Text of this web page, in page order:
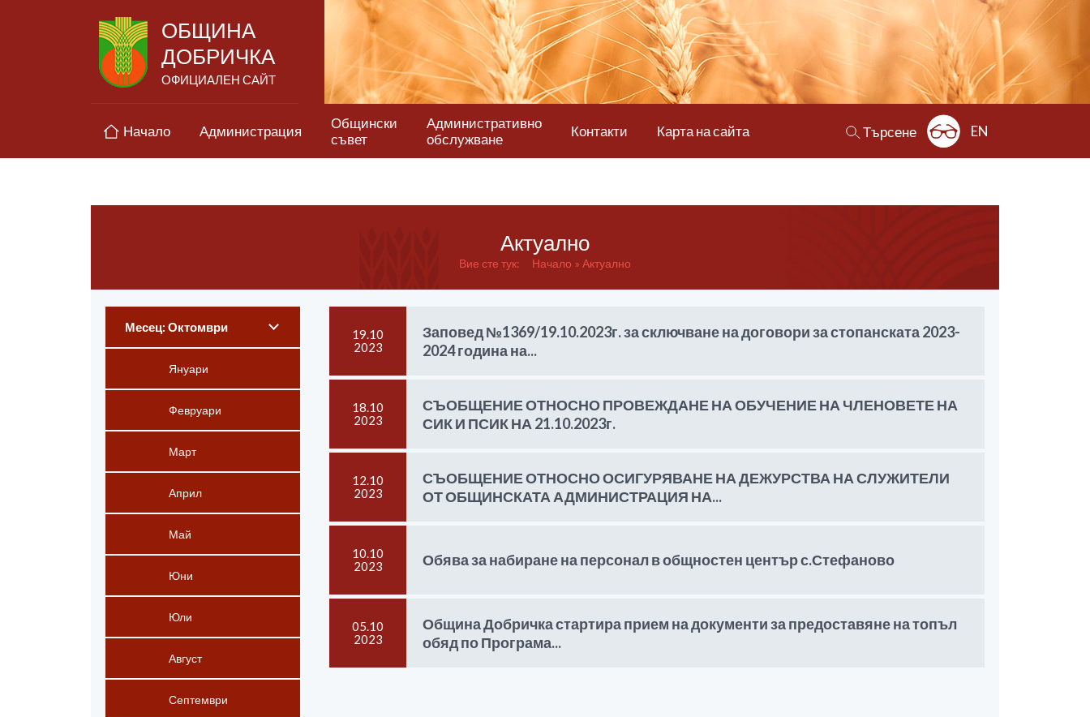
ОБЩИНА
ДОБРИЧКА
ОФИЦИАЛЕН САЙТ
Начало Администрация
Общински
съвет
Административно
обслужване
Контакти Карта на сайта Търсене EN
Актуално
Вие сте тук: Начало Актуално
Месец: Октомври
Януари
Февруари
Март
Април
Май
Юни
Юли
Август
Септември
19.10
2023
Заповед №1369/19.10.2023г. за сключване на договори за стопанската 2023-
2024 година на...
18.10
2023
СЪОБЩЕНИЕ ОТНОСНО ПРОВЕЖДАНЕ НА ОБУЧЕНИЕ НА ЧЛЕНОВЕТЕ НА
СИК И ПСИК НА 21.10.2023г.
12.10
2023
СЪОБЩЕНИЕ ОТНОСНО ОСИГУРЯВАНЕ НА ДЕЖУРСТВА НА СЛУЖИТЕЛИ
ОТ ОБЩИНСКАТА АДМИНИСТРАЦИЯ НА...
10.10
2023
Обява за набиране на персонал в общностен център с.Стефаново
05.10
2023
Община Добричка стартира прием на документи за предоставяне на топъл
обяд по Програма...